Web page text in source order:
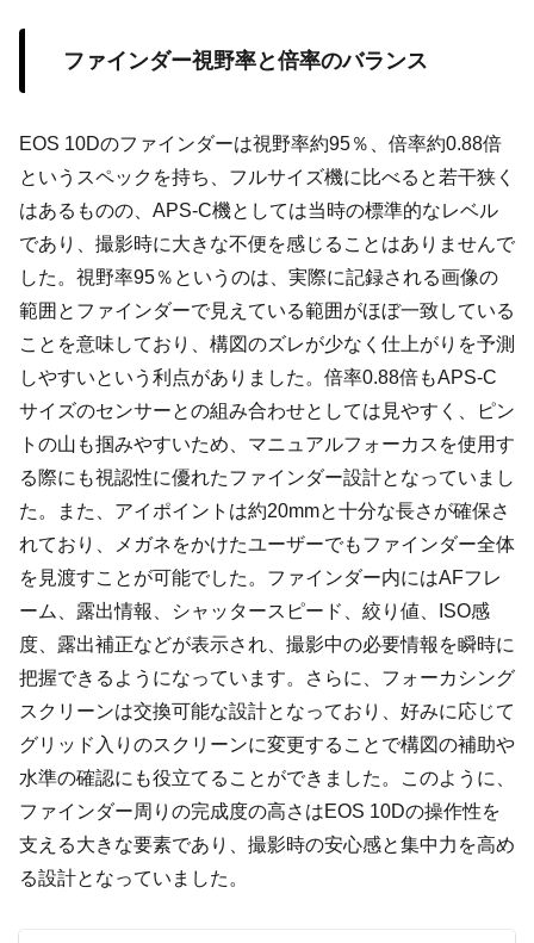
ファインダー視野率と倍率のバランス
EOS 10Dのファインダーは視野率約95％、倍率約0.88倍
というスペックを持ち、フルサイズ機に比べると若干狭く
はあるものの、APS-C機としては当時の標準的なレベル
であり、撮影時に大きな不便を感じることはありませんで
した。視野率95％というのは、実際に記録される画像の
範囲とファインダーで見えている範囲がほぼ一致している
ことを意味しており、構図のズレが少なく仕上がりを予測
しやすいという利点がありました。倍率0.88倍もAPS-C
サイズのセンサーとの組み合わせとしては見やすく、ピン
トの山も掴みやすいため、マニュアルフォーカスを使用す
る際にも視認性に優れたファインダー設計となっていまし
た。また、アイポイントは約20mmと十分な長さが確保さ
れており、メガネをかけたユーザーでもファインダー全体
を見渡すことが可能でした。ファインダー内にはAFフレ
ーム、露出情報、シャッタースピード、絞り値、ISO感
度、露出補正などが表示され、撮影中の必要情報を瞬時に
把握できるようになっています。さらに、フォーカシング
スクリーンは交換可能な設計となっており、好みに応じて
グリッド入りのスクリーンに変更することで構図の補助や
水準の確認にも役立てることができました。このように、
ファインダー周りの完成度の高さはEOS 10Dの操作性を
支える大きな要素であり、撮影時の安心感と集中力を高め
る設計となっていました。